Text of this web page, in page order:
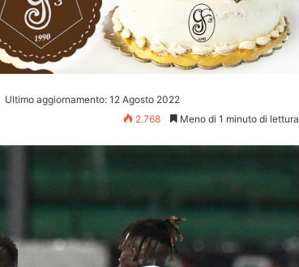
Ultimo aggiornamento: 12 Agosto 2022
2.768
Meno di 1 minuto di lettura